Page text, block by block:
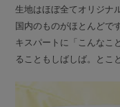
生地はほぼ全てオリジナ
国内のものがほとんどで
キスパートに「こんなこ
ることもしばしば。とこ